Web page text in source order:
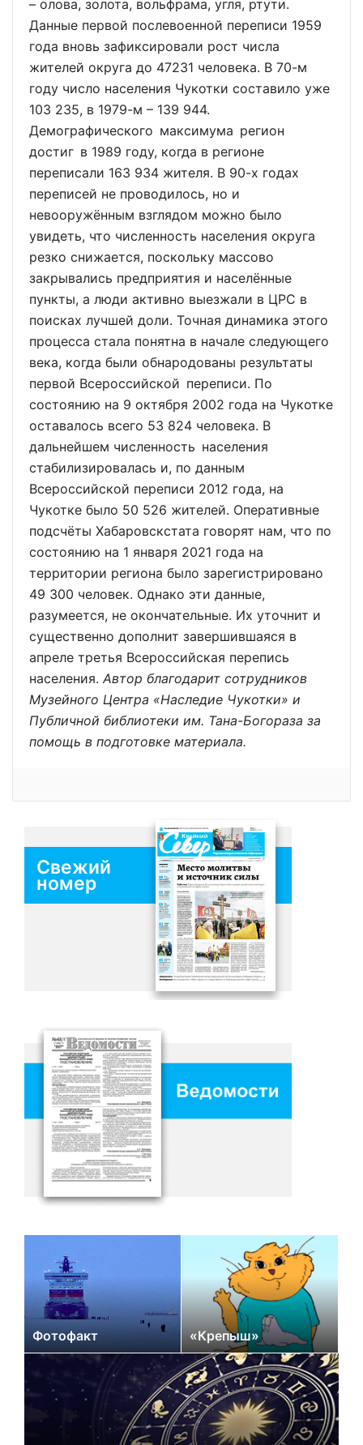
– олова, золота, вольфрама, угля, ртути.
Данные первой послевоенной переписи 1959
года вновь зафиксировали рост числа
жителей округа до 47231 человека. В 70-м
году число населения Чукотки составило уже
103 235, в 1979-м – 139 944.
Демографического максимума регион
достиг в 1989 году, когда в регионе
переписали 163 934 жителя. В 90-х годах
переписей не проводилось, но и
невооружённым взглядом можно было
увидеть, что численность населения округа
резко снижается, поскольку массово
закрывались предприятия и населённые
пункты, а люди активно выезжали в ЦРС в
поисках лучшей доли. Точная динамика этого
процесса стала понятна в начале следующего
века, когда были обнародованы результаты
первой Всероссийской переписи. По
состоянию на 9 октября 2002 года на Чукотке
оставалось всего 53 824 человека. В
дальнейшем численность населения
стабилизировалась и, по данным
Всероссийской переписи 2012 года, на
Чукотке было 50 526 жителей. Оперативные
подсчёты Хабаровскстата говорят нам, что по
состоянию на 1 января 2021 года на
территории региона было зарегистрировано
49 300 человек. Однако эти данные,
разумеется, не окончательные. Их уточнит и
существенно дополнит завершившаяся в
апреле третья Всероссийская перепись
населения. Автор благодарит сотрудников
Музейного Центра «Наследие Чукотки» и
Публичной библиотеки им. Тана-Богораза за
помощь в подготовке материала.
Свежий
номер
Фотофакт «Крепыш»